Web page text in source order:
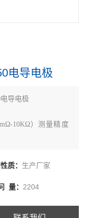
电导电极
导电极
10KΩ）测量精度
质： 生产厂家
量： 2204